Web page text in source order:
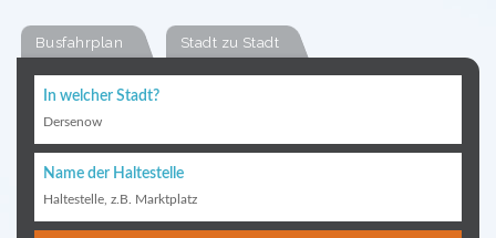
Busfahrplan Stadt zu Stadt
In welcher Stadt?
Dersenow
Name der Haltestelle
Haltestelle, z.B. Marktplatz